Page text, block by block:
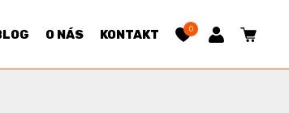
O NÁS KONTAKT 0